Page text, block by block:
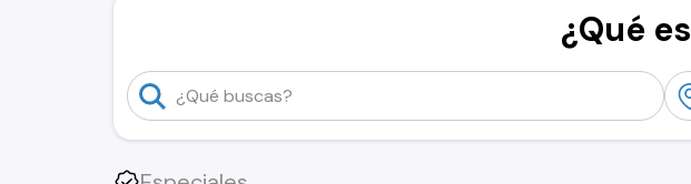
¿Qué